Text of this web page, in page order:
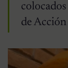
de Acción